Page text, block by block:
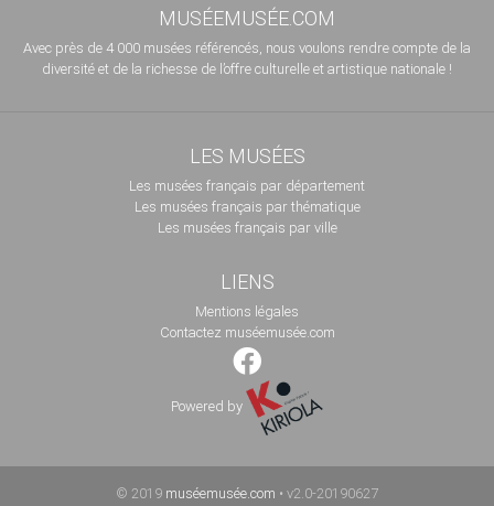
MUSÉEMUSÉE.COM
Avec près de 4 000 musées référencés, nous voulons rendre compte de la
diversité et de la richesse de l’offre culturelle et artistique nationale !
LES MUSÉES
Les musées français par département
Les musées français par thématique
Les musées français par ville
LIENS
Mentions légales
Contactez muséemusée.com
Powered by
© 2019 muséemusée.com • v2.0-20190627